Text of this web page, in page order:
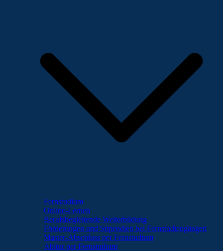
Fernstudium
Online-Lernen
Berufsbegleitende Weiterbildung
Förderungen und Stipendien bei Fernstudiengängen
Master-Abschluss per Fernstudium
Abitur per Fernstudium